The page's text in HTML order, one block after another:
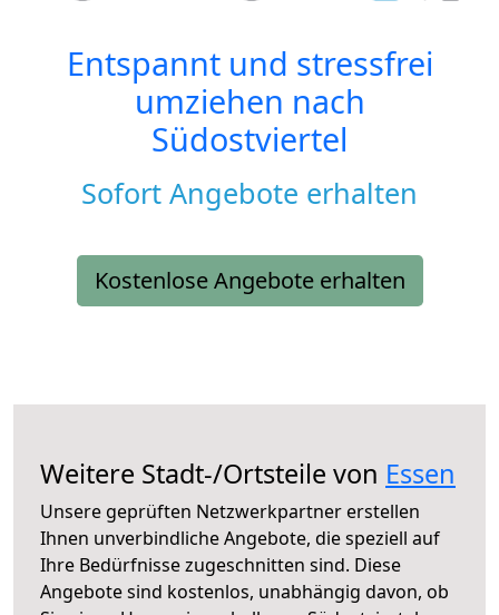
Entspannt und stressfrei
umziehen nach
Südostviertel
Sofort Angebote erhalten
Kostenlose Angebote erhalten
Weitere Stadt-/Ortsteile von Essen
Unsere geprüften Netzwerkpartner erstellen
Ihnen unverbindliche Angebote, die speziell auf
Ihre Bedürfnisse zugeschnitten sind. Diese
Angebote sind kostenlos, unabhängig davon, ob